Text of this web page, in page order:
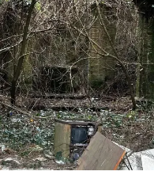
ECONOMIA E LAVORO
EVENTI
SPORT
Streaming
LAC TV